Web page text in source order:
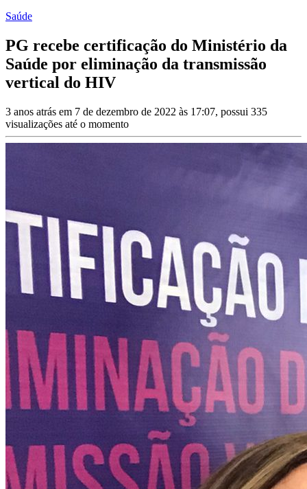
Saúde
PG recebe certificação do Ministério da
Saúde por eliminação da transmissão
vertical do HIV
3 anos atrás em 7 de dezembro de 2022 às 17:07, possui 335
visualizações até o momento